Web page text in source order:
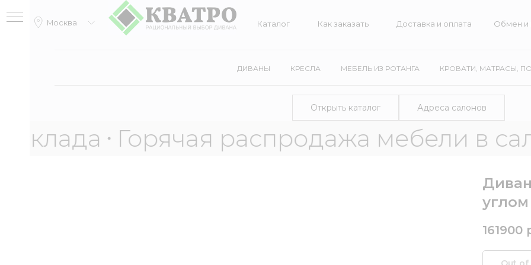
Каталог Как заказать Доставка и оплата Обмен и возврат
Москва
ДИВАНЫ КРЕСЛА МЕБЕЛЬ ИЗ РОТАНГА КРОВАТИ, МАТРАСЫ,
Открыть каталог Адреса салонов
Горячая распродажа мебели в салонах
161900